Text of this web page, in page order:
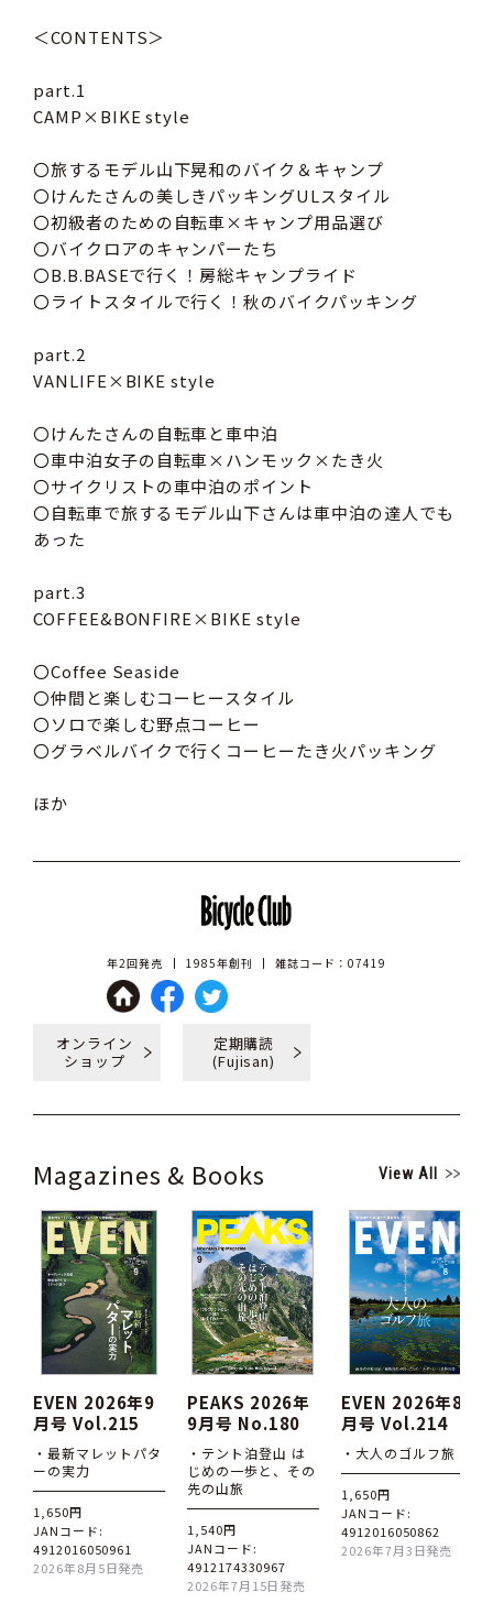
＜CONTENTS＞
part.1
CAMP×BIKE style
〇旅するモデル山下晃和のバイク＆キャンプ
〇けんたさんの美しきパッキングULスタイル
〇初級者のための自転車×キャンプ用品選び
〇バイクロアのキャンパーたち
〇B.B.BASEで行く！房総キャンプライド
〇ライトスタイルで行く！秋のバイクパッキング
part.2
VANLIFE×BIKE style
〇けんたさんの自転車と車中泊
〇車中泊女子の自転車×ハンモック×たき火
〇サイクリストの車中泊のポイント
〇自転車で旅するモデル山下さんは車中泊の達人でも
あった
part.3
COFFEE&BONFIRE×BIKE style
〇Coffee Seaside
〇仲間と楽しむコーヒースタイル
〇ソロで楽しむ野点コーヒー
〇グラベルバイクで行くコーヒーたき火パッキング
ほか
年2回発売 1985年創刊 雑誌コード：07419
オンライン
ショップ
定期購読
(Fujisan)
Magazines & Books View All
EVEN 2026年9
月号 Vol.215
・最新マレットパタ
ーの実力
1,650円
JANコード:
4912016050961
2026年8月5日発売
PEAKS 2026年
9月号 No.180
・テント泊登山 は
じめの一歩と、その
先の山旅
1,540円
JANコード:
4912174330967
2026年7月15日発売
EVEN 2026年8
月号 Vol.214
・大人のゴルフ旅
1,650円
JANコード:
4912016050862
2026年7月3日発売